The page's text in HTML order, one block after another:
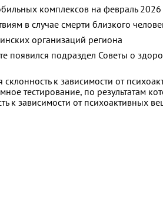
комплексов на февраль 2026
в случае смерти близкого
организаций региона
появился подраздел Советы о
к зависимости от
тестирование, по результатам
к зависимости от психоактивных